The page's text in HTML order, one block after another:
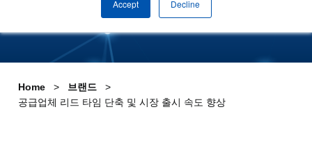
Accept Decline
Home
브랜드
공급업체 리드 타임 단축 및 시장 출시 속도 향상